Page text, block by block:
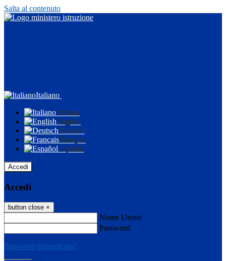
Salta al contenuto
Italiano
Italiano
English
Deutsch
Français
Español
Accedi
Accedi
button close ×
Nome Utente
Password
Password dimenticata?